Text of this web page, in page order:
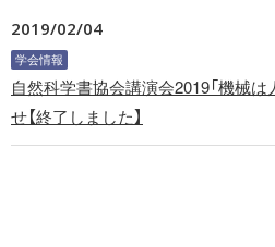
2019/02/04
学会情報
自然科学書協会講演会2019「機械は
せ【終了しました】